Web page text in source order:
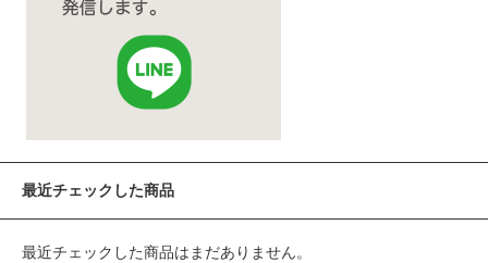
最近チェックした商品
最近チェックした商品はまだありません。